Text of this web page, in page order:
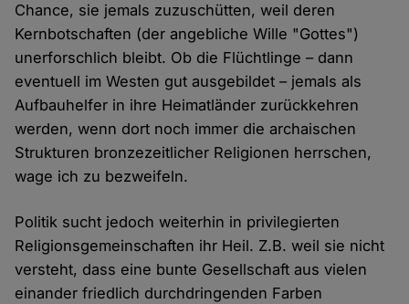
Chance, sie jemals zuzuschütten, weil deren
Kernbotschaften (der angebliche Wille "Gottes")
unerforschlich bleibt. Ob die Flüchtlinge – dann
eventuell im Westen gut ausgebildet – jemals als
Aufbauhelfer in ihre Heimatländer zurückkehren
werden, wenn dort noch immer die archaischen
Strukturen bronzezeitlicher Religionen herrschen,
wage ich zu bezweifeln.
Politik sucht jedoch weiterhin in privilegierten
Religionsgemeinschaften ihr Heil. Z.B. weil sie nicht
versteht, dass eine bunte Gesellschaft aus vielen
einander friedlich durchdringenden Farben